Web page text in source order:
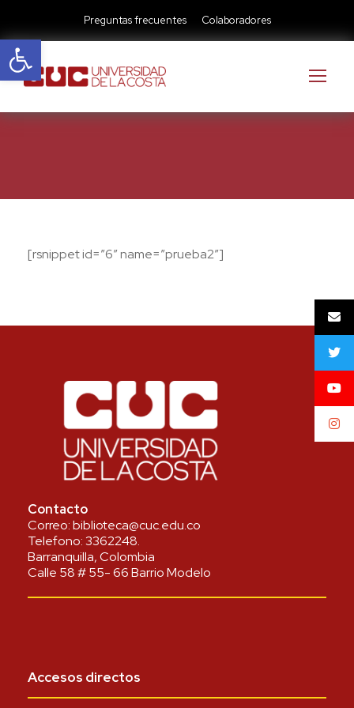
Abrir barra de herramientas
Preguntas frecuentes Colaboradores
[rsnippet id=”6″ name=”prueba2″]
Contacto
Correo:biblioteca@cuc.edu.co
Telefono:3362248.
Barranquilla, Colombia
Calle 58 # 55- 66 Barrio Modelo
Accesos directos